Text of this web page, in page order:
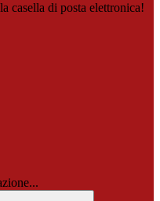
casella di posta elettronica!